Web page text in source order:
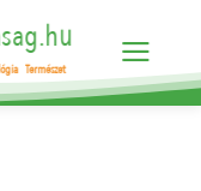
Természet